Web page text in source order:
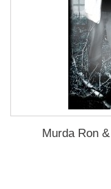
Murda Ron